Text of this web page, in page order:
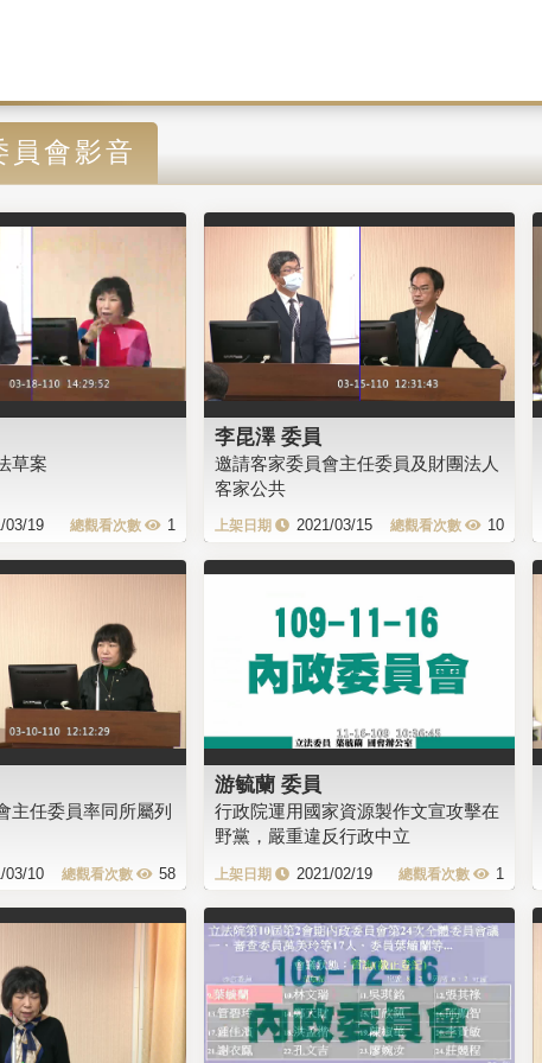
員會影音
草案
03/19 1
李昆澤 委員
邀請客家委員會主任委員及財團法人
客家公共
2021/03/15 10
主任委員率同所屬列
03/10 58
游毓蘭 委員
行政院運用國家資源製作文宣攻擊在
野黨，嚴重違反行政中立
2021/02/19 1